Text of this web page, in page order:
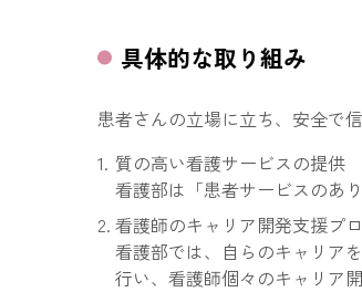
具体的な取り組み
患者さんの立場に立ち、安全で
質の高い看護サービスの提供
看護部は「患者サービスのあ
看護師のキャリア開発支援プ
看護部では、自らのキャリア
行い、看護師個々のキャリア